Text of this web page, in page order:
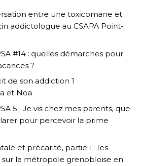
entre une toxicomane et
addictologue au CSAPA Point-
#14 : quelles démarches pour
?
de son addiction 1
et Noa
5 : Je vis chez mes parents, que
pour percevoir la prime
et précarité, partie 1 : les
sur la métropole grenobloise en